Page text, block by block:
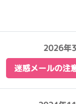
2026年
迷惑メールの注